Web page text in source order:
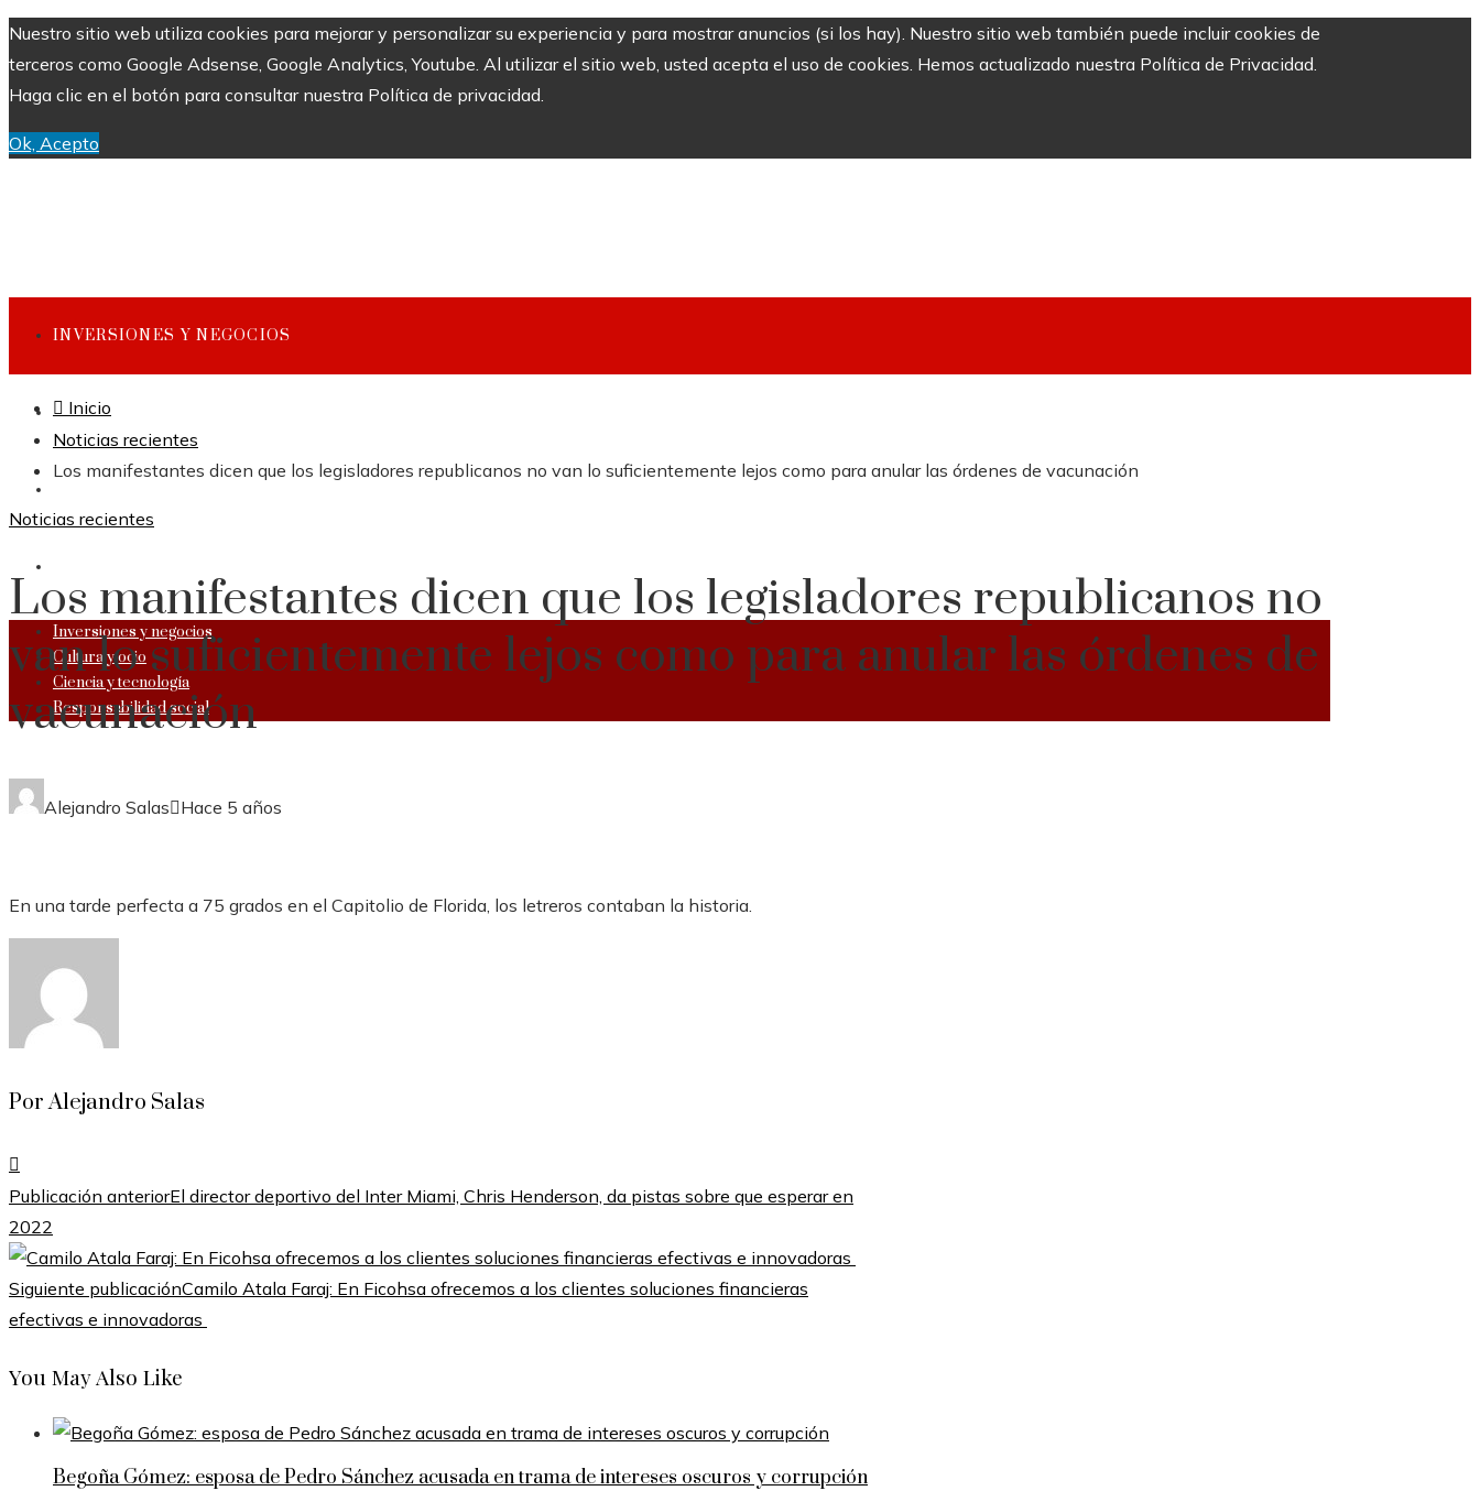
Nuestro sitio web utiliza cookies para mejorar y personalizar su experiencia y para mostrar anuncios (si los hay). Nuestro sitio web también puede incluir cookies de
terceros como Google Adsense, Google Analytics, Youtube. Al utilizar el sitio web, usted acepta el uso de cookies. Hemos actualizado nuestra Política de Privacidad.
Haga clic en el botón para consultar nuestra Política de privacidad.
Ok, Acepto
INVERSIONES Y NEGOCIOS
CULTURA Y OCIO
Inversiones y negocios
Cultura y ocio
Ciencia y tecnología
Responsabilidad social
Inicio
Noticias recientes
Los manifestantes dicen que los legisladores republicanos no van lo suficientemente lejos como para anular las órdenes de vacunación
Noticias recientes
Los manifestantes dicen que los legisladores republicanos no
van lo suficientemente lejos como para anular las órdenes de
vacunación
Alejandro Salas Hace 5 años
En una tarde perfecta a 75 grados en el Capitolio de Florida, los letreros contaban la historia.
Por Alejandro Salas
Publicación anteriorEl director deportivo del Inter Miami, Chris Henderson, da pistas sobre que esperar en
2022
Siguiente publicaciónCamilo Atala Faraj: En Ficohsa ofrecemos a los clientes soluciones financieras
efectivas e innovadoras
You May Also Like
Begoña Gómez: esposa de Pedro Sánchez acusada en trama de intereses oscuros y corrupción